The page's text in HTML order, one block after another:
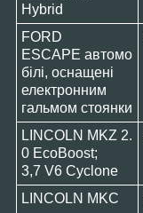
Hybrid
FORD
ESCAPE автомо
білі, оснащені
електронним
гальмом стоянки
LINCOLN MKZ 2.
0 EcoBoost;
3,7 V6 Cyclone
LINCOLN MKC